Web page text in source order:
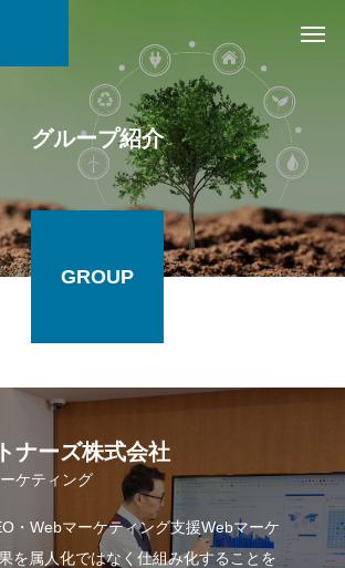
グループ紹介
GROUP
ナーズ株式会社
ケティング
・Webマーケティング支援Webマーケ
を属人化ではなく仕組み化することを